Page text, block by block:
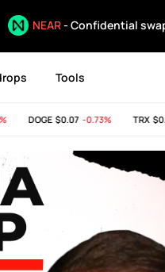
NEAR- Confidential
Tools
DOGE$0.07 -0.73% TRX$0.33